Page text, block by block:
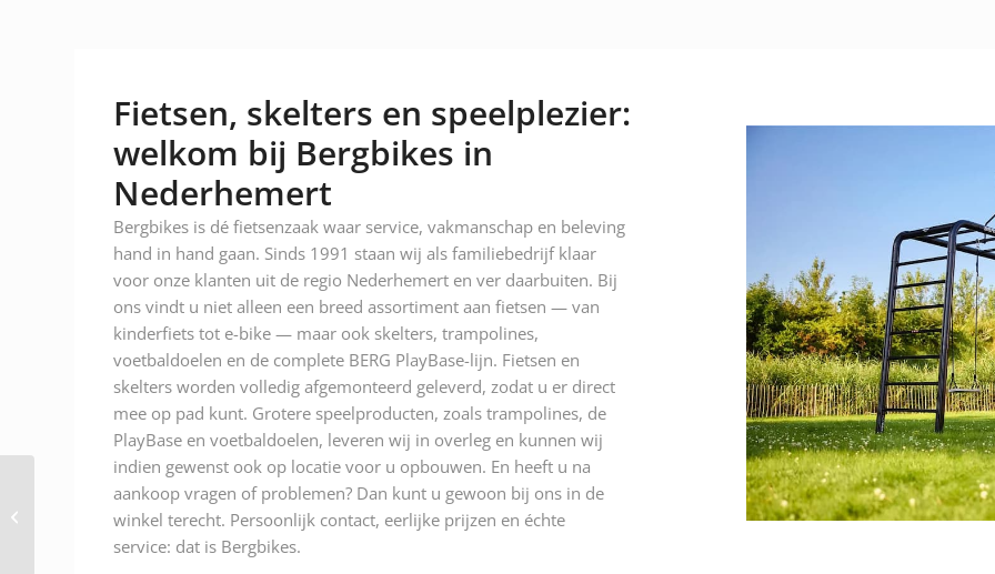
Fietsen, skelters en speelplezier:
welkom bij Bergbikes in
Nederhemert
Bergbikes is dé fietsenzaak waar service, vakmanschap en beleving
hand in hand gaan. Sinds 1991 staan wij als familiebedrijf klaar
voor onze klanten uit de regio Nederhemert en ver daarbuiten. Bij
ons vindt u niet alleen een breed assortiment aan fietsen — van
kinderfiets tot e-bike — maar ook skelters, trampolines,
voetbaldoelen en de complete BERG PlayBase-lijn. Fietsen en
skelters worden volledig afgemonteerd geleverd, zodat u er direct
mee op pad kunt. Grotere speelproducten, zoals trampolines, de
PlayBase en voetbaldoelen, leveren wij in overleg en kunnen wij
indien gewenst ook op locatie voor u opbouwen. En heeft u na
aankoop vragen of problemen? Dan kunt u gewoon bij ons in de
winkel terecht. Persoonlijk contact, eerlijke prijzen en échte
service: dat is Bergbikes.
Trelock EINSTECK-
KETTE ZR455 140/8
SCHWARZ P-O-C Zwart